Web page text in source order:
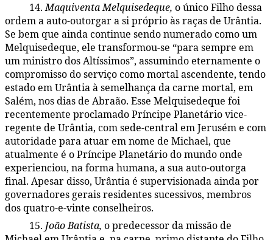
14.Maquiventa Melquisedeque, o único Filho dessa
ordem a auto-outorgar a si próprio às raças de Urântia.
Se bem que ainda continue sendo numerado como um
Melquisedeque, ele transformou-se “para sempre em
um ministro dos Altíssimos”, assumindo eternamente o
compromisso do serviço como mortal ascendente, tendo
estado em Urântia à semelhança da carne mortal, em
Salém, nos dias de Abraão. Esse Melquisedeque foi
recentemente proclamado Príncipe Planetário vice-
regente de Urântia, com sede-central em Jerusém e com
autoridade para atuar em nome de Michael, que
atualmente é o Príncipe Planetário do mundo onde
experienciou, na forma humana, a sua auto-outorga
final. Apesar disso, Urântia é supervisionada ainda por
governadores gerais residentes sucessivos, membros
dos quatro-e-vinte conselheiros.
15. João Batista, o predecessor da missão de